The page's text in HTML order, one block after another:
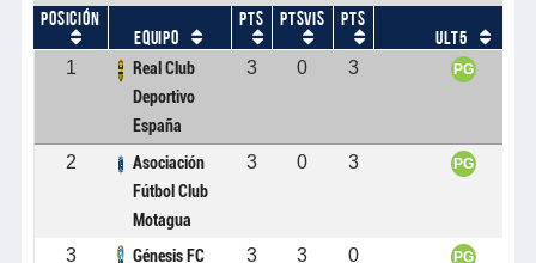
POSICIÓN
EQUIPO
PTS PTSVIS
PTS
ULT5
1
Real Club
Deportivo
España
3 0 3 PG
2
Asociación
Fútbol Club
Motagua
3 0 3 PG
3 Génesis FC 3 3 0 PG